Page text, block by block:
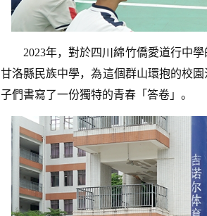
2023年，對於四川綿竹僑愛道行中
甘洛縣民族中學，為這個群山環抱的校
子們書寫了一份獨特的青春「答卷」。